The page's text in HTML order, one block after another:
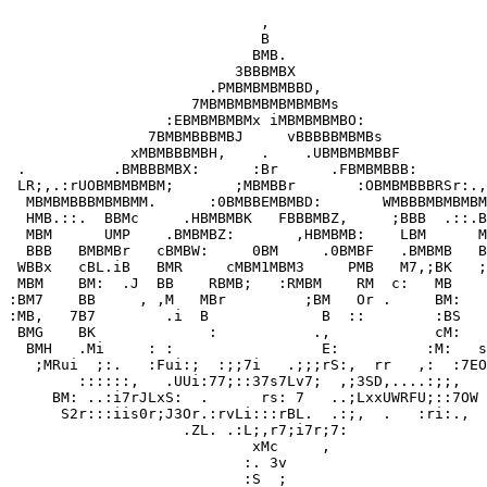
                             ,
                             B
                            BMB.
                          3BBBMBX
                       .PMBMBMBMBBD,
                     7MBMBMBMBMBMBMBMs
                  :EBMBMBMBMx iMBMBMBMBO:
                7BMBMBBBMBJ     vBBBBBMBMBs
              xMBMBBBMBH,    .    .UBMBMBMBBF
.          .BMBBBMBX:      :Br      .FBMBMBBB:
LR;,.:rUOBMBMBMBM;       ;MBMBBr
MBMBMBBBMBMBMM.      :0BMBBEMBMBD:
HMB.::.  BBMc     .HBMBMBK   FBBBMBZ,     ;BBB
MBM      UMP    .BMBMBZ:       ,HBMBMB:    LBM
BBB   BMBMBr   cBMBW:     0BM     .0BMBF   .BMBMB
WBBx   cBL.iB   BMR     cMBM1MBM3     PMB   M7,;BK
MBM    BM:  .J  BB    RBMB;   :RMBM    RM  c:   MB
:BM7    BB     , ,M   MBr         ;BM   Or .     BM:
:MB,   7B7        .i  B             B  ::        :BS
BMG    BK             :           .,            cM:
BMH   .Mi     : :                 E:          :M:
;MRui  ;:.   :Fui:;  :;;7i   .;;;rS:,  rr   ,:
        ::::::,   .UUi:77;::37s7Lv7;  ,;3SD,....:;;,
     BM: ..:i7rJLxS:  .      rs: 7   ..;LxxUWRFU;::7OW
      S2r:::iis0r;J3Or.:rvLi:::rBL.  .:;,  .   :ri:.,
                    .ZL. .:L;,r7;i7r;7:
                            xMc     ,
                           :. 3v
                           :S  ;